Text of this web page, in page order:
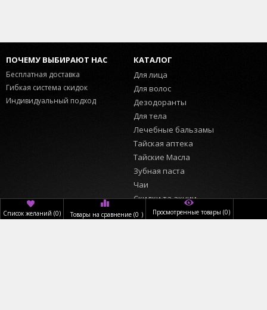
ПОЧЕМУ ВЫБИРАЮТ НАС
Бесплатная доставка
Гибкая система скидок
Индивидуальный подход
КАТАЛОГ
Для лица
Для волос
Дезодоранты
Для тела
Лечебные бальзамы
Тайская аптека
Тайские Масла
Зубная паста
Чаи
Скидки та акции
ИНФОРМАЦИЯ
ПОЛЬЗОВАТЕЛЬ
Список желаний (0) Товары на сравнение (0 ) Просмотренные товары (0)